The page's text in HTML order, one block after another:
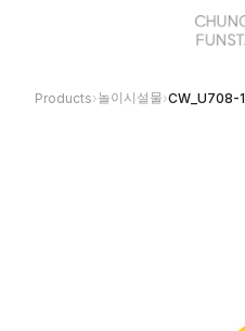
Products›놀이시설물›CW_U708-1